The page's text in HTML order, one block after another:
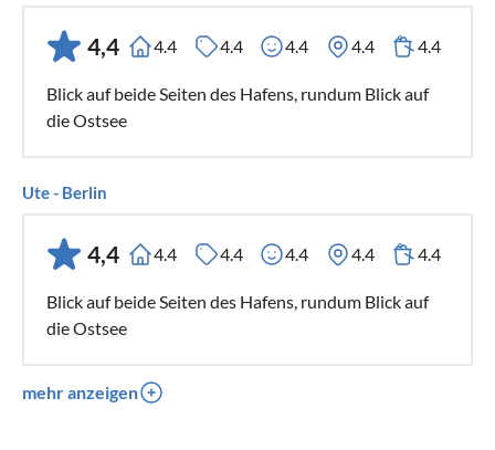
4,4 4.4 4.4 4.4 4.4 4.4
Blick auf beide Seiten des Hafens, rundum Blick auf
die Ostsee
Ute - Berlin
4,4 4.4 4.4 4.4 4.4 4.4
Blick auf beide Seiten des Hafens, rundum Blick auf
die Ostsee
mehr anzeigen